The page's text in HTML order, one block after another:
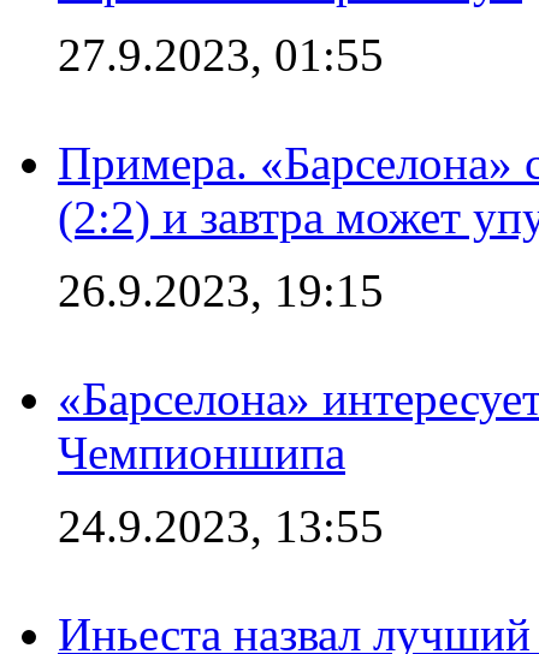
27.9.2023, 01:55
Примера. «Барселона»
(2:2) и завтра может
26.9.2023, 19:15
«Барселона»
Чемпионшипа
24.9.2023, 13:55
Иньеста назвал